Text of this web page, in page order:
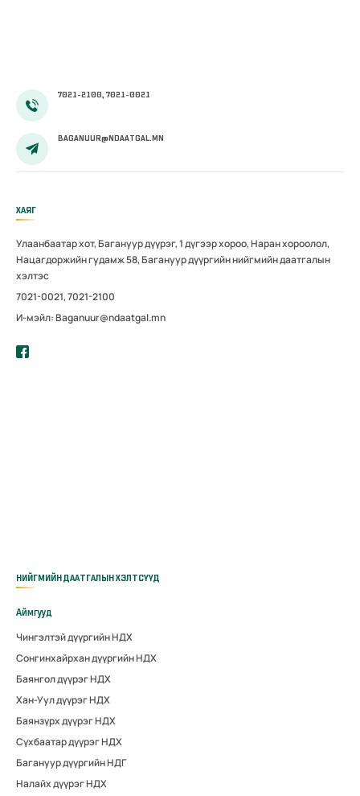
7021-2100, 7021-0021
BAGANUUR@NDAATGAL.MN
ХАЯГ
Улаанбаатар хот, Багануур дүүрэг, 1 дүгээр хороо, Наран хороолол,
Нацагдоржийн гудамж 58, Багануур дүүргийн нийгмийн даатгалын
хэлтэс
7021-0021, 7021-2100
И-мэйл: Baganuur@ndaatgal.mn
НИЙГМИЙН ДААТГАЛЫН ХЭЛТСҮҮД
Аймгууд
Чингэлтэй дүүргийн НДХ
Сонгинхайрхан дүүргийн НДХ
Баянгол дүүрэг НДХ
Хан-Уул дүүрэг НДХ
Баянзүрх дүүрэг НДХ
Сүхбаатар дүүрэг НДХ
Багануур дүүргийн НДГ
Налайх дүүрэг НДХ